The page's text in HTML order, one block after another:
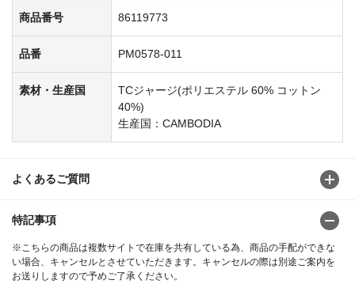
商品番号 86119773
品番 PM0578-011
素材・生産国
TCジャージ(ポリエステル 60% コットン
40%)
生産国：CAMBODIA
よくあるご質問
特記事項
※こちらの商品は複数サイトで在庫を共有している為、商品の手配ができな
い場合、キャンセルとさせていただきます。キャンセルの際は別途ご案内を
お送りしますので予めご了承ください。